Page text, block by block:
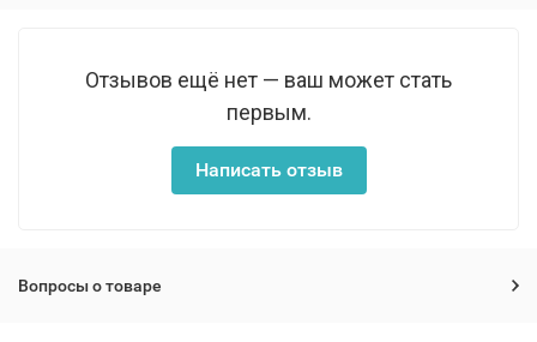
Отзывов ещё нет — ваш может стать
первым.
Написать отзыв
Вопросы о товаре